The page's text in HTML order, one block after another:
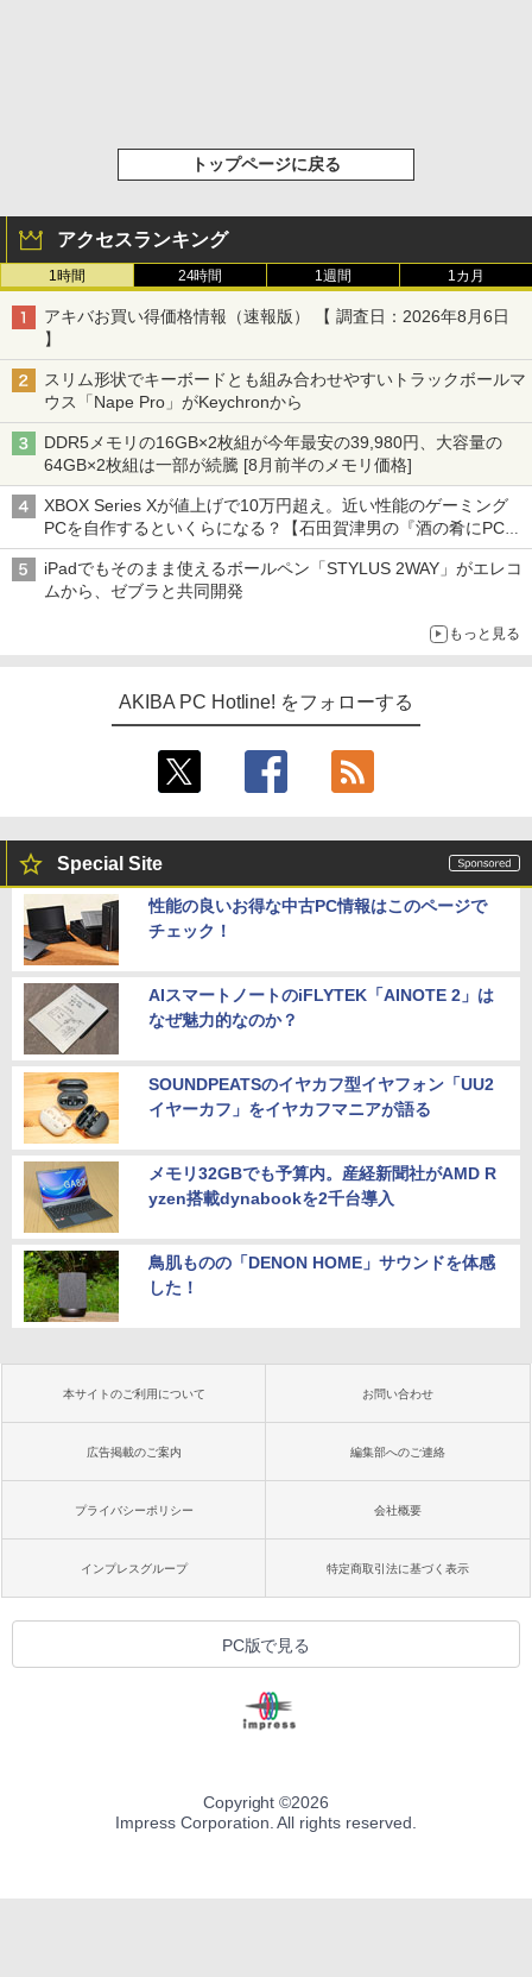
トップページに戻る
アクセスランキング
1時間 24時間 1週間 1カ月
アキバお買い得価格情報（速報版） 【 調査日：2026年8月6日
】
スリム形状でキーボードとも組み合わせやすいトラックボールマ
ウス「Nape Pro」がKeychronから
DDR5メモリの16GB×2枚組が今年最安の39,980円、大容量の
64GB×2枚組は一部が続騰 [8月前半のメモリ価格]
XBOX Series Xが値上げで10万円超え。近い性能のゲーミング
PCを自作するといくらになる？【石田賀津男の『酒の肴にPCゲ
ーム』】
iPadでもそのまま使えるボールペン「STYLUS 2WAY」がエレコ
ムから、ゼブラと共同開発
もっと見る
AKIBA PC Hotline! をフォローする
Special Site
性能の良いお得な中古PC情報はこのページで
チェック！
AIスマートノートのiFLYTEK「AINOTE 2」は
なぜ魅力的なのか？
SOUNDPEATSのイヤカフ型イヤフォン「UU2
イヤーカフ」をイヤカフマニアが語る
メモリ32GBでも予算内。産経新聞社がAMD R
yzen搭載dynabookを2千台導入
鳥肌ものの「DENON HOME」サウンドを体感
した！
本サイトのご利用について お問い合わせ
広告掲載のご案内 編集部へのご連絡
プライバシーポリシー 会社概要
インプレスグループ 特定商取引法に基づく表示
PC版で見る
Copyright ©2026
Impress Corporation. All rights reserved.